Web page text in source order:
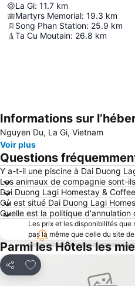
La Gi: 11.7 km
Martyrs Memorial: 19.3 km
Song Phan Station: 25.9 km
Ta Cu Moutain: 26.8 km
Informations sur
Nguyen Du, La Gi, Vietnam
Voir plus
Questions
Y a-t-il une piscine à Dai Duong
Les animaux de compagnie sont-
Dai Duong Lagi Homestay &
Où est situé Dai Duong Lagi
Quelle est la politique
Les prix et les disponibilités
pas la même que celle du site
Parmi les Hôtels les
Partager
Ajouter à mes favoris